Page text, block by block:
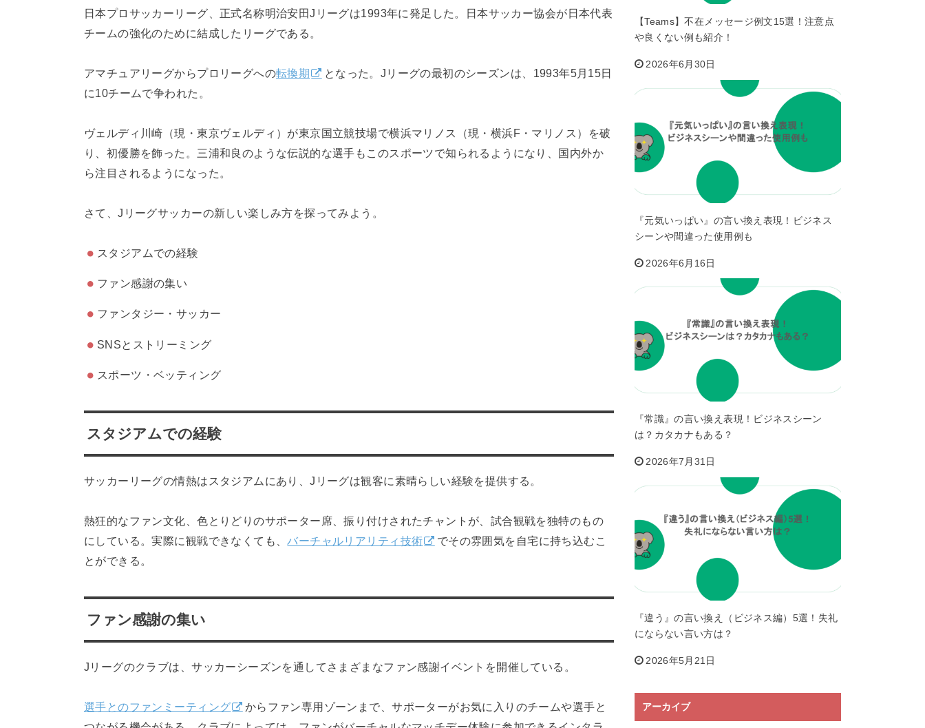
日本プロサッカーリーグ、正式名称明治安田Jリーグは1993年に発足した。日本サッカー協会が日本代表
チームの強化のために結成したリーグである。
アマチュアリーグからプロリーグへの転換期
となった。Jリーグの最初のシーズンは、1993年5月15日
に10チームで争われた。
ヴェルディ川崎（現・東京ヴェルディ）が東京国立競技場で横浜マリノス（現・横浜F・マリノス）を破
り、初優勝を飾った。三浦和良のような伝説的な選手もこのスポーツで知られるようになり、国内外か
ら注目されるようになった。
さて、Jリーグサッカーの新しい楽しみ方を探ってみよう。
スタジアムでの経験
ファン感謝の集い
ファンタジー・サッカー
SNSとストリーミング
スポーツ・ベッティング
スタジアムでの経験
サッカーリーグの情熱はスタジアムにあり、Jリーグは観客に素晴らしい経験を提供する。
熱狂的なファン文化、色とりどりのサポーター席、振り付けされたチャントが、試合観戦を独特のもの
にしている。実際に観戦できなくても、バーチャルリアリティ技術
でその雰囲気を自宅に持ち込むこ
とができる。
ファン感謝の集い
Jリーグのクラブは、サッカーシーズンを通してさまざまなファン感謝イベントを開催している。
選手とのファンミーティング
からファン専用ゾーンまで、サポーターがお気に入りのチームや選手と
【Teams】不在メッセージ例文15選！注意点
や良くない例も紹介！
2026年6月30日
『元気いっぱい』の言い換え表現！ビジネス
シーンや間違った使用例も
2026年6月16日
『常識』の言い換え表現！ビジネスシーン
は？カタカナもある？
2026年7月31日
『違う』の言い換え（ビジネス編）5選！失礼
にならない言い方は？
2026年5月21日
アーカイブ